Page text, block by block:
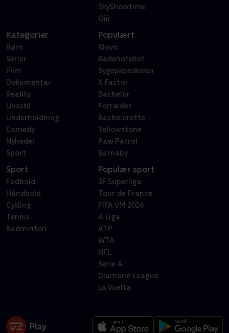
SkyShowtime
Oiii
Kategorier
Børn
Serier
Film
Dokumentar
Reality
Livsstil
Underholdning
Comedy
Nyheder
Sport
Populært
Klovn
Badehotellet
Sygeplejeskolen
X Factor
Bachelor
Forræder
Bachelorette
Yellowstone
Paw Patrol
Barnaby
Sport
Fodbold
Håndbold
Cykling
Tennis
Badminton
Populær sport
3F Superliga
Tour de France
FIFA VM 2026
A Liga
ATP
WTA
NFL
Serie A
Diamond League
La Vuelta